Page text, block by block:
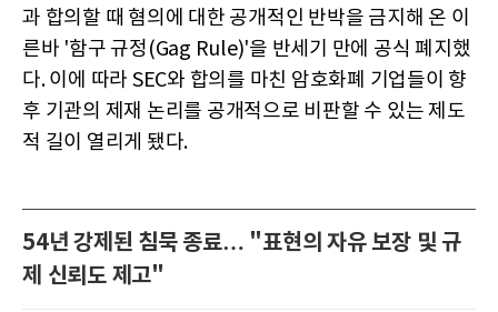
과 합의할 때 혐의에 대한 공개적인 반박을 금지해 온 이
른바 '함구 규정(Gag Rule)'을 반세기 만에 공식 폐지했
다. 이에 따라 SEC와 합의를 마친 암호화폐 기업들이 향
후 기관의 제재 논리를 공개적으로 비판할 수 있는 제도
적 길이 열리게 됐다.
54년 강제된 침묵 종료… "표현의 자유 보장 및 규
제 신뢰도 제고"